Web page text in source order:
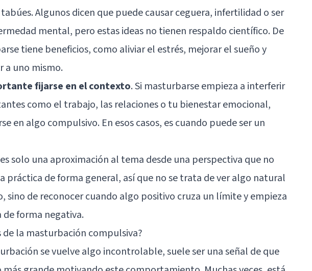
Algunos dicen que puede causar ceguera, infertilidad o ser
mental, pero estas ideas no tienen respaldo científico. De
tiene beneficios, como aliviar el estrés, mejorar el sueño y
a uno mismo.
fijarse en el contexto. Si masturbarse empieza a interferir
como el trabajo, las relaciones o tu bienestar emocional,
en algo compulsivo. En esos casos, es cuando puede ser un
solo una aproximación al tema desde una perspectiva que no
práctica de forma general, así que no se trata de ver algo natural
sino de reconocer cuando algo positivo cruza un límite y empieza
de forma negativa.
de la masturbación compulsiva?
se vuelve algo incontrolable, suele ser una señal de que